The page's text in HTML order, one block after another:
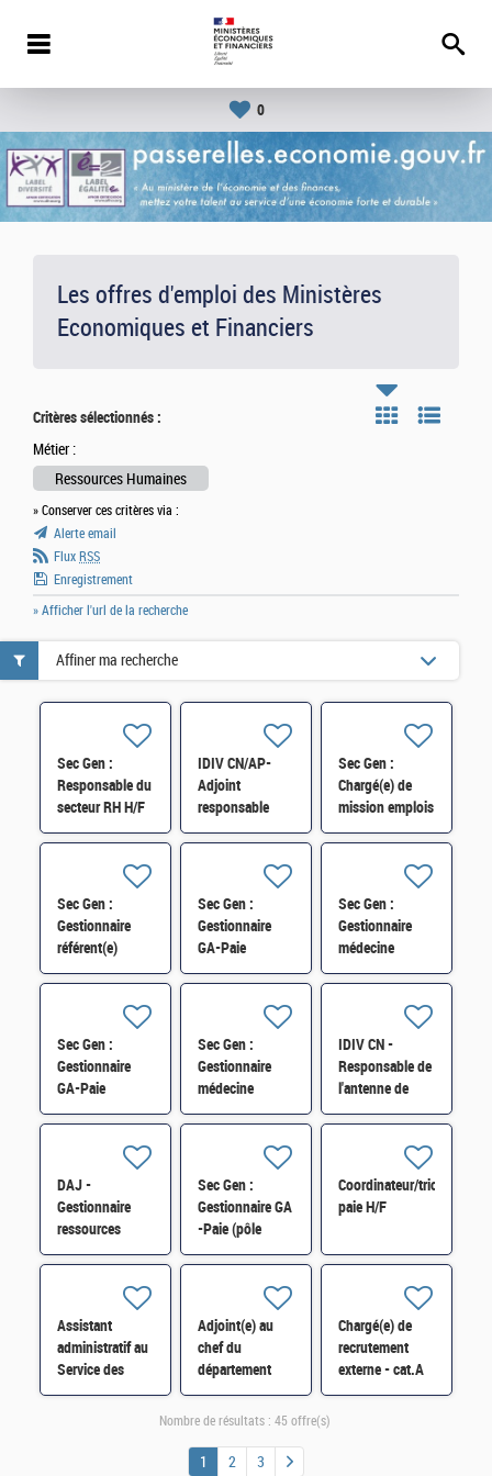
0
Les offres d'emploi des Ministères
Economiques et Financiers
Critères sélectionnés :
Métier :
Ressources Humaines
» Conserver ces critères via :
Alerte email
Flux RSS
Enregistrement
» Afficher l'url de la recherche
Sec Gen :
Responsable du
secteur RH H/F
IDIV CN/AP-
Adjoint
responsable
division
Humaines -
Formation
Professionnelle
H/F
Sec Gen :
Chargé(e) de
mission emplois
fonctionnels
(SRH2A) H/F
Sec Gen :
Gestionnaire
référent(e)
expert(e) GA-
contractuels
(CSRH/C) H/F
Sec Gen :
Gestionnaire
GA-Paie
(CSRH/C) H/F
Sec Gen :
Gestionnaire
médecine
statutaire
Médical) H/F
Sec Gen :
Gestionnaire
GA-Paie
(CSRH/C) H/F
Sec Gen :
Gestionnaire
médecine
statutaire
Médical) H/F
IDIV CN -
Responsable de
l'antenne de
Loches du CGR
DAJ -
Gestionnaire
ressources
humaines H/F
Sec Gen :
Gestionnaire GA
-Paie (pôle
contractuels -
Coordinateur/trice
paie H/F
Assistant
administratif au
Service des
ressources
Adjoint(e) au
chef du
département
Carrières et
Mobilités au
d'Ile-de-France
Chargé(e) de
recrutement
externe - cat.A
H/F
Affiner ma recherche
Nombre de résultats : 45 offre(s)
1 2 3